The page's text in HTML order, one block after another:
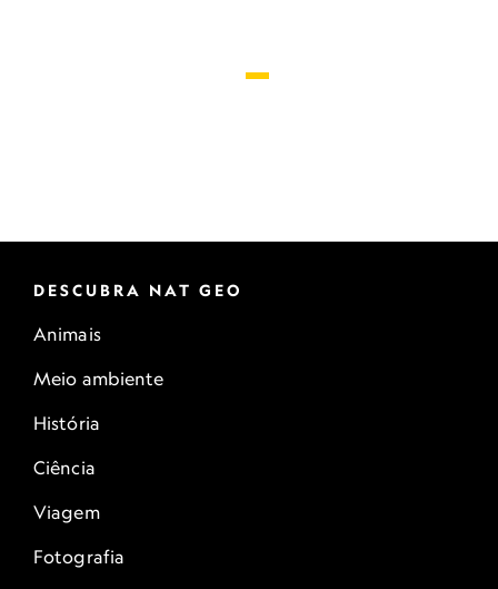
DESCUBRA NAT GEO
Animais
Meio ambiente
História
Ciência
Viagem
Fotografia